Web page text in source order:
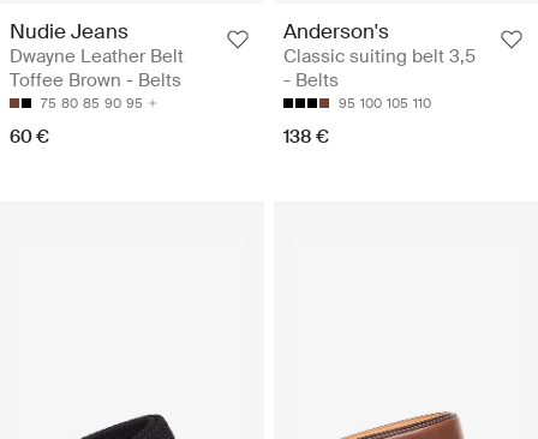
Nudie Jeans
Dwayne Leather Belt
Toffee Brown - Belts
75 80 85 90 95
60 €
Anderson's
Classic suiting belt 3,5
- Belts
95 100 105 110
138 €